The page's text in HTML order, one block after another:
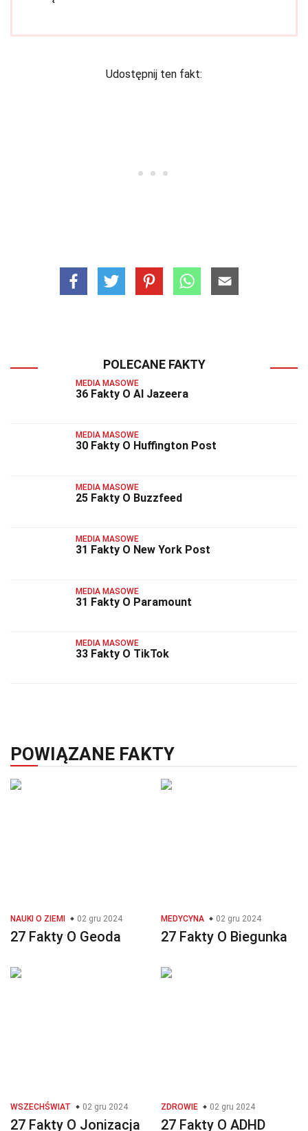
Udostępnij ten fakt:
POLECANE FAKTY
MEDIA MASOWE
36 Fakty O Al Jazeera
MEDIA MASOWE
30 Fakty O Huffington Post
MEDIA MASOWE
25 Fakty O Buzzfeed
MEDIA MASOWE
31 Fakty O New York Post
MEDIA MASOWE
31 Fakty O Paramount
MEDIA MASOWE
33 Fakty O TikTok
POWIĄZANE FAKTY
NAUKI O ZIEMI 02 gru 2024
27 Fakty O Geoda
MEDYCYNA 02 gru 2024
27 Fakty O Biegunka
WSZECHŚWIAT 02 gru 2024
27 Fakty O Jonizacja
ZDROWIE 02 gru 2024
27 Fakty O ADHD